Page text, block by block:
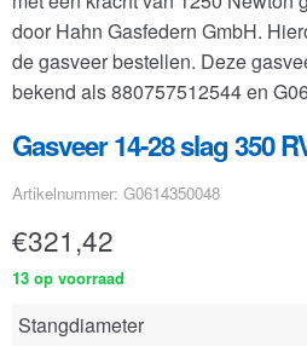
FAQ
door Hahn Gasfedern GmbH.
de gasveer bestellen. Deze
bekend als 880757512544 en
Gasveer 14-28 slag 350
Artikelnummer: G0614350048
€321,42
13 op voorraad
Stangdiameter